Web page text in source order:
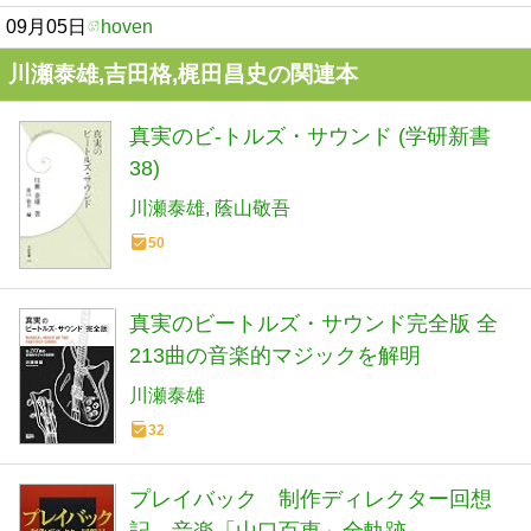
09月05日 hoven
川瀬泰雄,吉田格,梶田昌史の関連本
真実のビ-トルズ・サウンド (学研新書
38)
川瀬泰雄 蔭山敬吾
50
真実のビートルズ・サウンド完全版 全
213曲の音楽的マジックを解明
川瀬泰雄
32
プレイバック 制作ディレクター回想